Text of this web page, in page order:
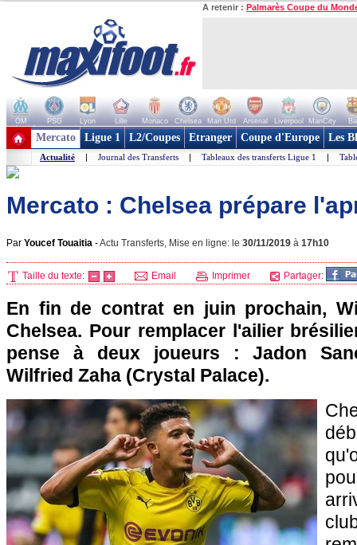
A retenir : Palmarès Coupe du
OM PSG Lyon Lille Monaco Chelsea Man Utd Arsenal Liverpool ManCity
+ de clubs
Mercato Ligue 1 L2/Coupes Etranger Coupe d'Europe Les
Actualité | Journal des Transferts | Tableaux des transferts Ligue 1 |
Mercato : Chelsea prépare
Par Youcef Touaitia -Actu Transferts, Mise en ligne: le 30/11/2019 à 17h10
Taille du texte: Email Imprimer Partager:
En fin de contrat en juin prochain,
Chelsea. Pour remplacer l'ailier
pense à deux joueurs : Jadon
Wilfried Zaha (Crystal Palace).